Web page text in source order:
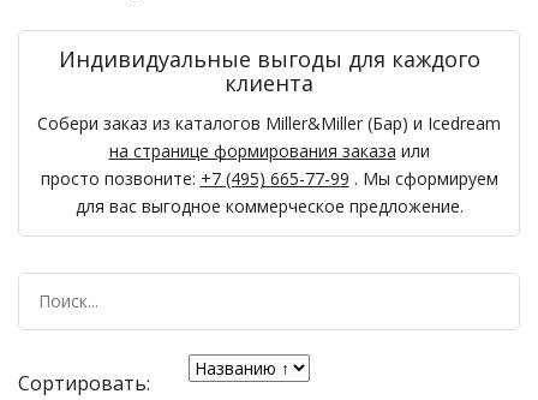
Индивидуальные выгоды для каждого
клиента
Собери заказ из каталогов Miller&Miller (Бар) и Icedream
на странице формирования заказа или
просто позвоните: +7 (495) 665-77-99 . Мы сформируем
для вас выгодное коммерческое предложение.
Сортировать: